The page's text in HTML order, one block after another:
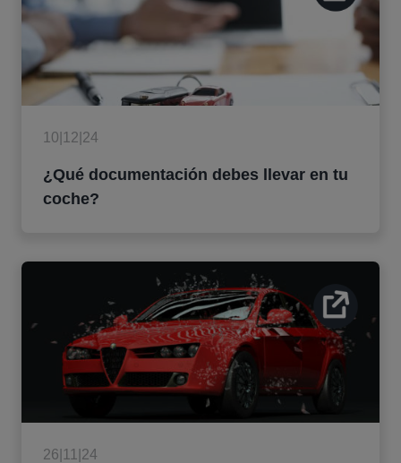
10|12|24
¿Qué documentación debes llevar en tu
coche?
26|11|24